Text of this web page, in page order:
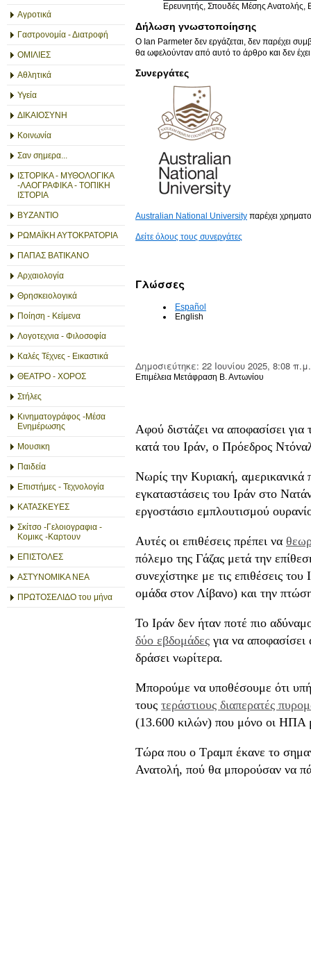
Αγροτικά
Γαστρονομία - Διατροφή
ΟΜΙΛΙΕΣ
Αθλητικά
Υγεία
ΔΙΚΑΙΟΣΥΝΗ
Κοινωνία
Σαν σημερα...
ΙΣΤΟΡΙΚΑ - ΜΥΘΟΛΟΓΙΚΑ
-ΛΑΟΓΡΑΦΙΚΑ - ΤΟΠΙΚΗ
ΙΣΤΟΡΙΑ
ΒΥΖΑΝΤΙΟ
ΡΩΜΑΪΚΗ ΑΥΤΟΚΡΑΤΟΡΙΑ
ΠΑΠΑΣ ΒΑΤΙΚΑΝΟ
Αρχαιολογία
Θρησκειολογικά
Ποίηση - Κείμενα
Λογοτεχνια - Φιλοσοφία
Καλές Τέχνες - Εικαστικά
ΘΕΑΤΡΟ - ΧΟΡΟΣ
Στήλες
Κινηματογράφος -Μέσα
Ενημέρωσης
Μουσικη
Παιδεία
Επιστήμες - Τεχνολογία
ΚΑΤΑΣΚΕΥΕΣ
Σκίτσο -Γελοιογραφια -
Κομικς -Καρτουν
ΕΠΙΣΤΟΛΕΣ
ΑΣΤΥΝΟΜΙΚΑ ΝΕΑ
ΠΡΩΤΟΣΕΛΙΔΟ του μήνα
Ερευνητής, Σπουδές Μέσης Ανατολής,
Δήλωση γνωστοποίησης
Ο Ian Parmeter δεν εργάζεται, δεν παρέχει
θα ωφελούνταν από αυτό το άρθρο και δεν
Συνεργάτες
Australian National University παρέχει
Δείτε όλους τους συνεργάτες
Γλώσσες
Español
English
Δημοσιεύτηκε: 22 Ιουνίου 2025, 8:08
Επιμέλεια Μετάφραση Β. Αντωνίου
Αφού διστάζει να αποφασίσει
κατά του Ιράν, ο Πρόεδρος
Νωρίς την Κυριακή, αμερικανικά
εγκαταστάσεις του Ιράν στο
εργοστάσιο εμπλουτισμού
Αυτές οι επιθέσεις πρέπει να
πόλεμο της Γάζας μετά την
συνεχίστηκε με τις επιθέσεις
ομάδα στον Λίβανο) και την
Το Ιράν δεν ήταν ποτέ πιο
δύο εβδομάδες για να αποφασίσει
δράσει νωρίτερα.
Μπορούμε να υποθέσουμε ότι
τους τεράστιους διαπερατές
(13.600 κιλών) που μόνο οι ΗΠΑ
Τώρα που ο Τραμπ έκανε το
Ανατολή, πού θα μπορούσαν να